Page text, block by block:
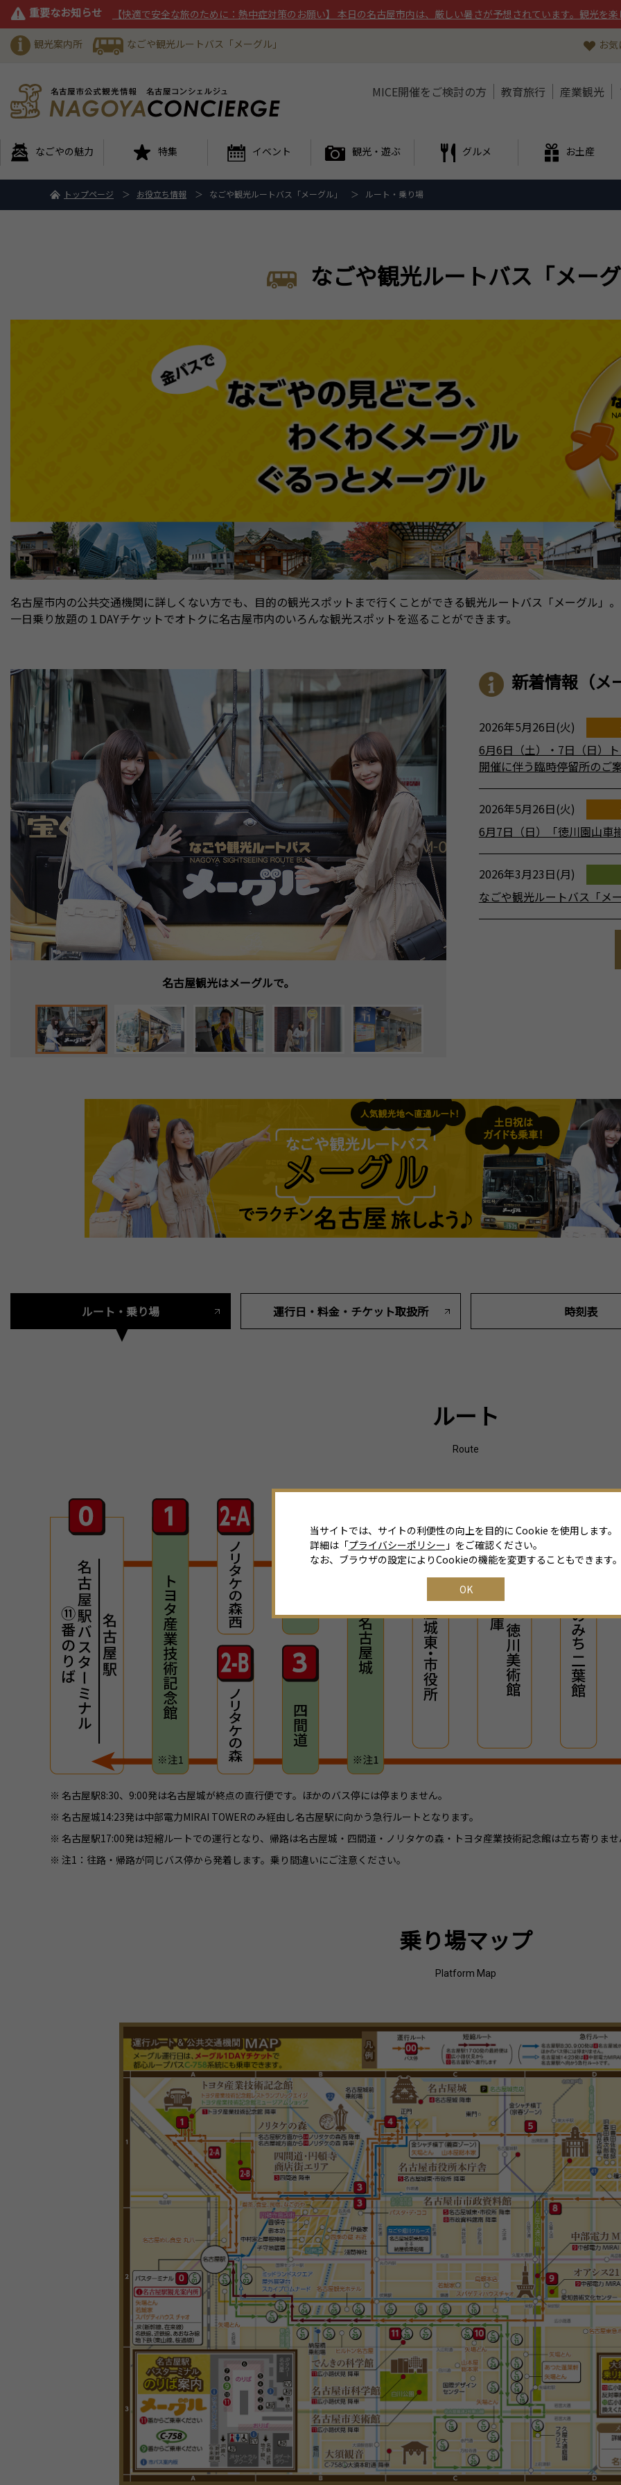
重要なお知らせ 【快適で安全な旅のために：熱中症対策のお願い】 本日の名古屋市内は、厳しい暑さが予想されています。観光を
観光案内所 なごや観光ルートバス「メーグル」 お
MICE開催をご検討の方 教育旅行 産業観光
なごやの魅力 特集 イベント 観光・遊ぶ グルメ お土産
トップページ お役立ち情報 なごや観光ルートバス「メーグル」 ルート・乗り場
なごや観光ルートバス「メー
名古屋市内の公共交通機関に詳しくない方でも、目的の観光スポットまで行くことができる観光ルートバス「メーグル」。
一日乗り放題の１DAYチケットでオトクに名古屋市内のいろんな観光スポットを巡ることができます。
名古屋観光はメーグルで。
金色のバスが特徴（他のタイプもあり）
土日祝の午前便はガイドボランティアが案内
メーグル専用バス停が目印
名古屋駅から乗るときは11番乗り場から。
新着情報（メ
2026年5月26日(火)
6月6日（土）・7日（日）
開催に伴う臨時停留所のご
2026年5月26日(火)
6月7日（日）「徳川園山車
2026年3月23日(月)
なごや観光ルートバス「メ
ルート・乗り場 運行日・料金 ・ チケット取扱所 時刻表
ルート
Route
※ 名古屋駅8:30、9:00発は名古屋城が終点の直行便です。ほかのバス停には停まりません。
※ 名古屋城14:23発は中部電力MIRAI TOWERのみ経由し名古屋駅に向かう急行ルートとなります。
※ 名古屋駅17:00発は短縮ルートでの運行となり、帰路は名古屋城・四間道・ノリタケの森・トヨタ産業技術記念館は立ち寄りま
※ 注1：往路・帰路が同じバス停から発着します。乗り間違いにご注意ください。
乗り場マップ
Platform Map
当サイトでは、サイトの利便性の向上を目的に Cookie を使用します。
詳細は「プライバシーポリシー 」をご確認ください。
なお、ブラウザの設定によりCookieの機能を変更することもできます
OK